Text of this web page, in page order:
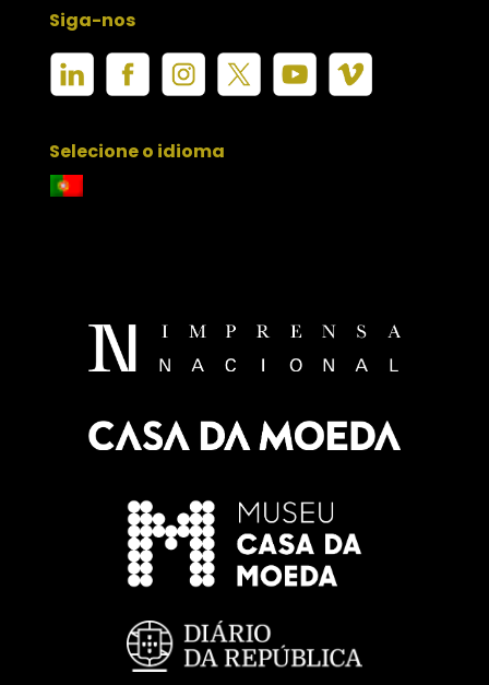
Siga-nos
Selecione o idioma